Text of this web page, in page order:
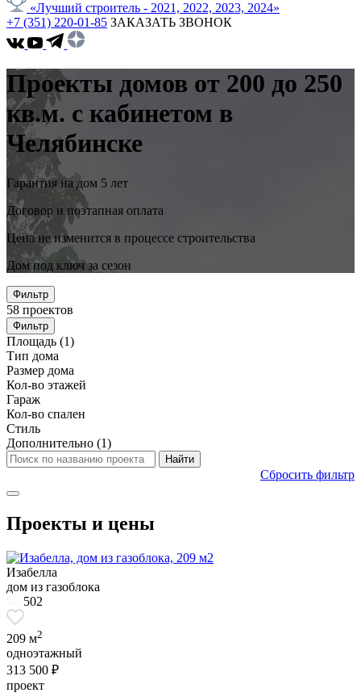
«Лучший строитель - 2021, 2022, 2023, 2024»
+7 (351) 220-01-85 ЗАКАЗАТЬ ЗВОНОК
Проекты домов от 200 до 250
кв.м. с кабинетом в
Челябинске
Гарантия на дом 5 лет
Договор и поэтапная оплата
Цена не изменится в процессе строительства
Дом под ключ за сезон
Фильтр
58 проектов
Фильтр
Площадь (1)
Тип дома
Размер дома
Кол-во этажей
Гараж
Кол-во спален
Стиль
Дополнительно (1)
Сбросить фильтр
Проекты и цены
Изабелла
дом из газоблока
502
209 м2
одноэтажный
313 500 ₽
проект